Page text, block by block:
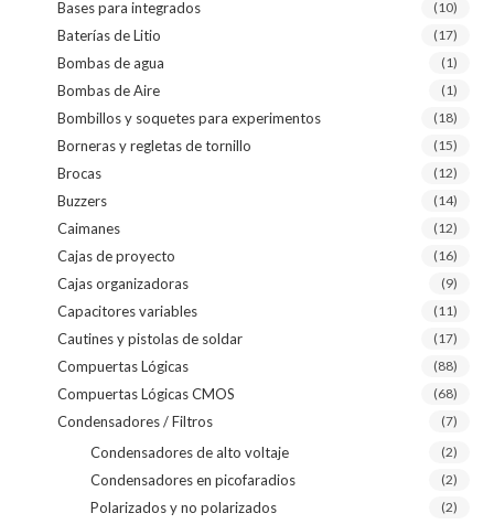
Bases para integrados (10)
Baterías de Litio (17)
Bombas de agua (1)
Bombas de Aire (1)
Bombillos y soquetes para experimentos (18)
Borneras y regletas de tornillo (15)
Brocas (12)
Buzzers (14)
Caimanes (12)
Cajas de proyecto (16)
Cajas organizadoras (9)
Capacitores variables (11)
Cautines y pistolas de soldar (17)
Compuertas Lógicas (88)
Compuertas Lógicas CMOS (68)
Condensadores / Filtros (7)
Condensadores de alto voltaje (2)
Condensadores en picofaradios (2)
Polarizados y no polarizados (2)